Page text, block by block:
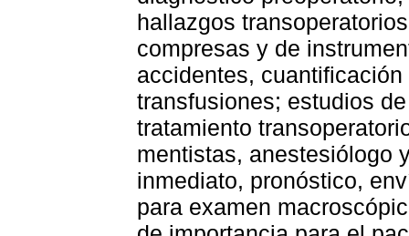
hallazgos
compresas y de
accidentes,
transfusiones; estudios
tratamiento
mentistas, anestesiólogo
inmediato, pronóstico,
para examen